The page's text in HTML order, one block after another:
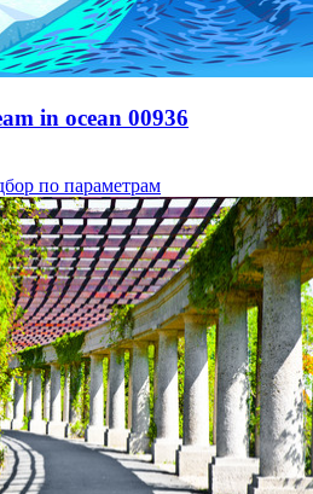
in ocean 00936
по параметрам